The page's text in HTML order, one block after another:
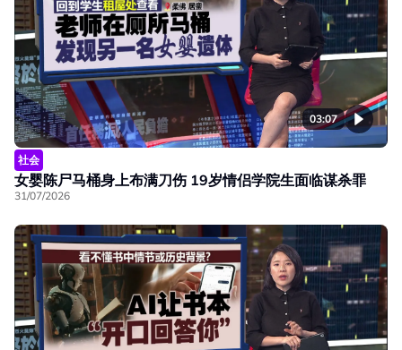
03:07
社会
女婴陈尸马桶身上布满刀伤 19岁情侣学院生面临谋杀罪
31/07/2026